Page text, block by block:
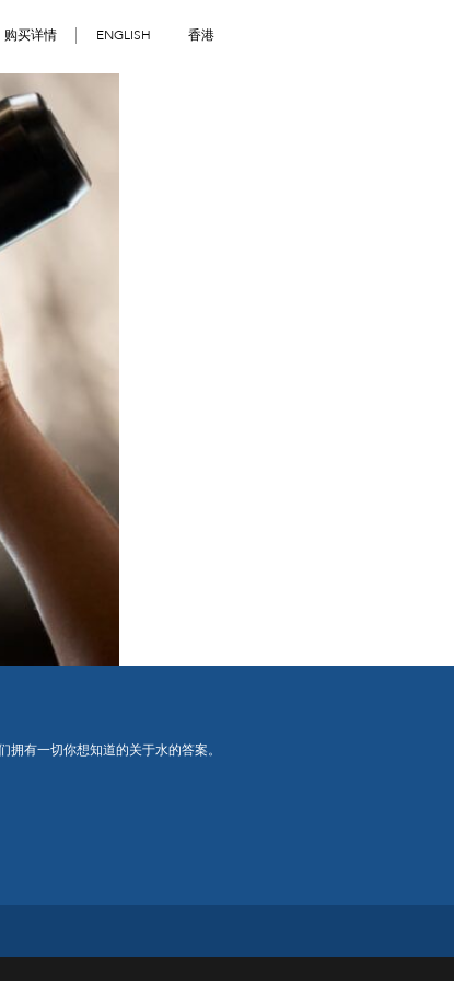
购买详情 ENGLISH 香港
拥有一切你想知道的关于水的答案。